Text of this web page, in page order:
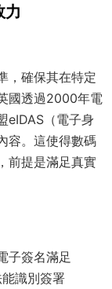
力
，確保其在特定
國透過2000年電
eIDAS（電子身
容。這使得數碼
前提是滿足真實
子簽名滿足
識別簽署